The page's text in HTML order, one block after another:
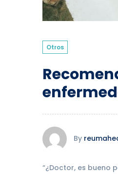
Otros
By
“¿Doctor, es bueno